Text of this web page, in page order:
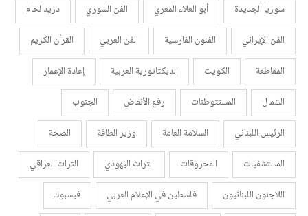
سوريا الجديدة
أبو العلاء المعري الفن السوري
دريد لحام
الفن الإيراني
الفنون الفارسية الفن العربي
القرأن الكريم
المقاطعة
الكويت الديكتاتورية العربية
إعادة الإعمار
الشمال
المستتوطنات رفع الأنقاض
الجنوب
الرئيس اللبناني
السلامة العامة وزير الطاقة
الصحة
المستشفيات
المحروقات التراث اليهودي
التراث العراقي
اللاجئون اللبنانيون
فلسطين في الإعلام العربي
فيسبوك